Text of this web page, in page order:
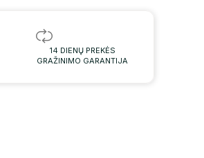
14 DIENŲ PREKĖS
GRAŽINIMO GARANTIJA